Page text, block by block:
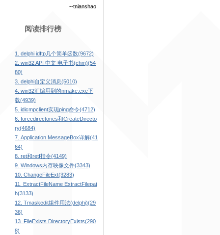
--tnianshao
阅读排行榜
1. delphi idftp几个简单函数(9672)
2. win32 API 中文 电子书(chm)(54
80)
3. delphi自定义消息(5010)
4. win32汇编用到的nmake.exe下
载(4939)
5. idicmpclient实现ping命令(4712)
6. forcedirectories和CreateDirecto
ry(4684)
7. Application.MessageBox详解(41
64)
8. ret和retf指令(4149)
9. Windows内存映像文件(3343)
10. ChangeFileExt(3283)
11. ExtractFileName ExtractFilepat
h(3133)
12. Tmaskedit组件用法(delphi)(29
36)
13. FileExists DirectoryExists(290
8)